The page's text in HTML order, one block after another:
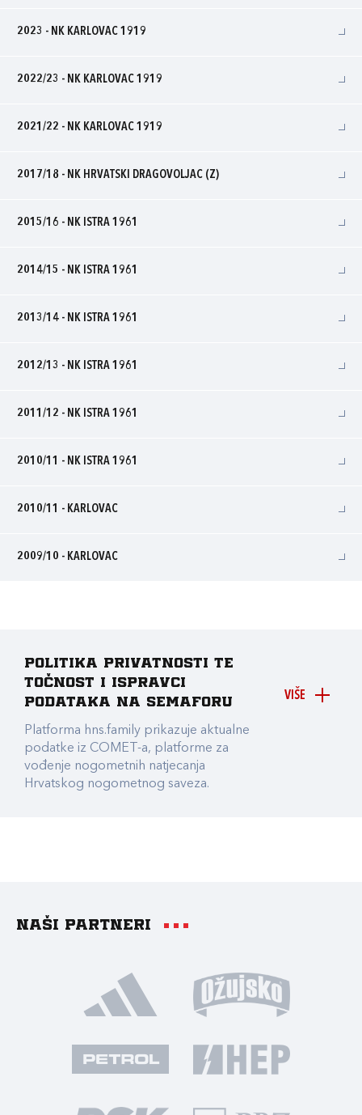
2023 - NK KARLOVAC 1919
2022/23 - NK KARLOVAC 1919
2021/22 - NK KARLOVAC 1919
2017/18 - NK HRVATSKI DRAGOVOLJAC (Z)
2015/16 - NK ISTRA 1961
2014/15 - NK ISTRA 1961
2013/14 - NK ISTRA 1961
2012/13 - NK ISTRA 1961
2011/12 - NK ISTRA 1961
2010/11 - NK ISTRA 1961
2010/11 - KARLOVAC
2009/10 - KARLOVAC
VIŠE
Politika privatnosti te
točnost i ispravci
podataka na Semaforu
Platforma hns.family prikazuje aktualne
podatke iz COMET-a, platforme za
vođenje nogometnih natjecanja
Hrvatskog nogometnog saveza.
Naši partneri